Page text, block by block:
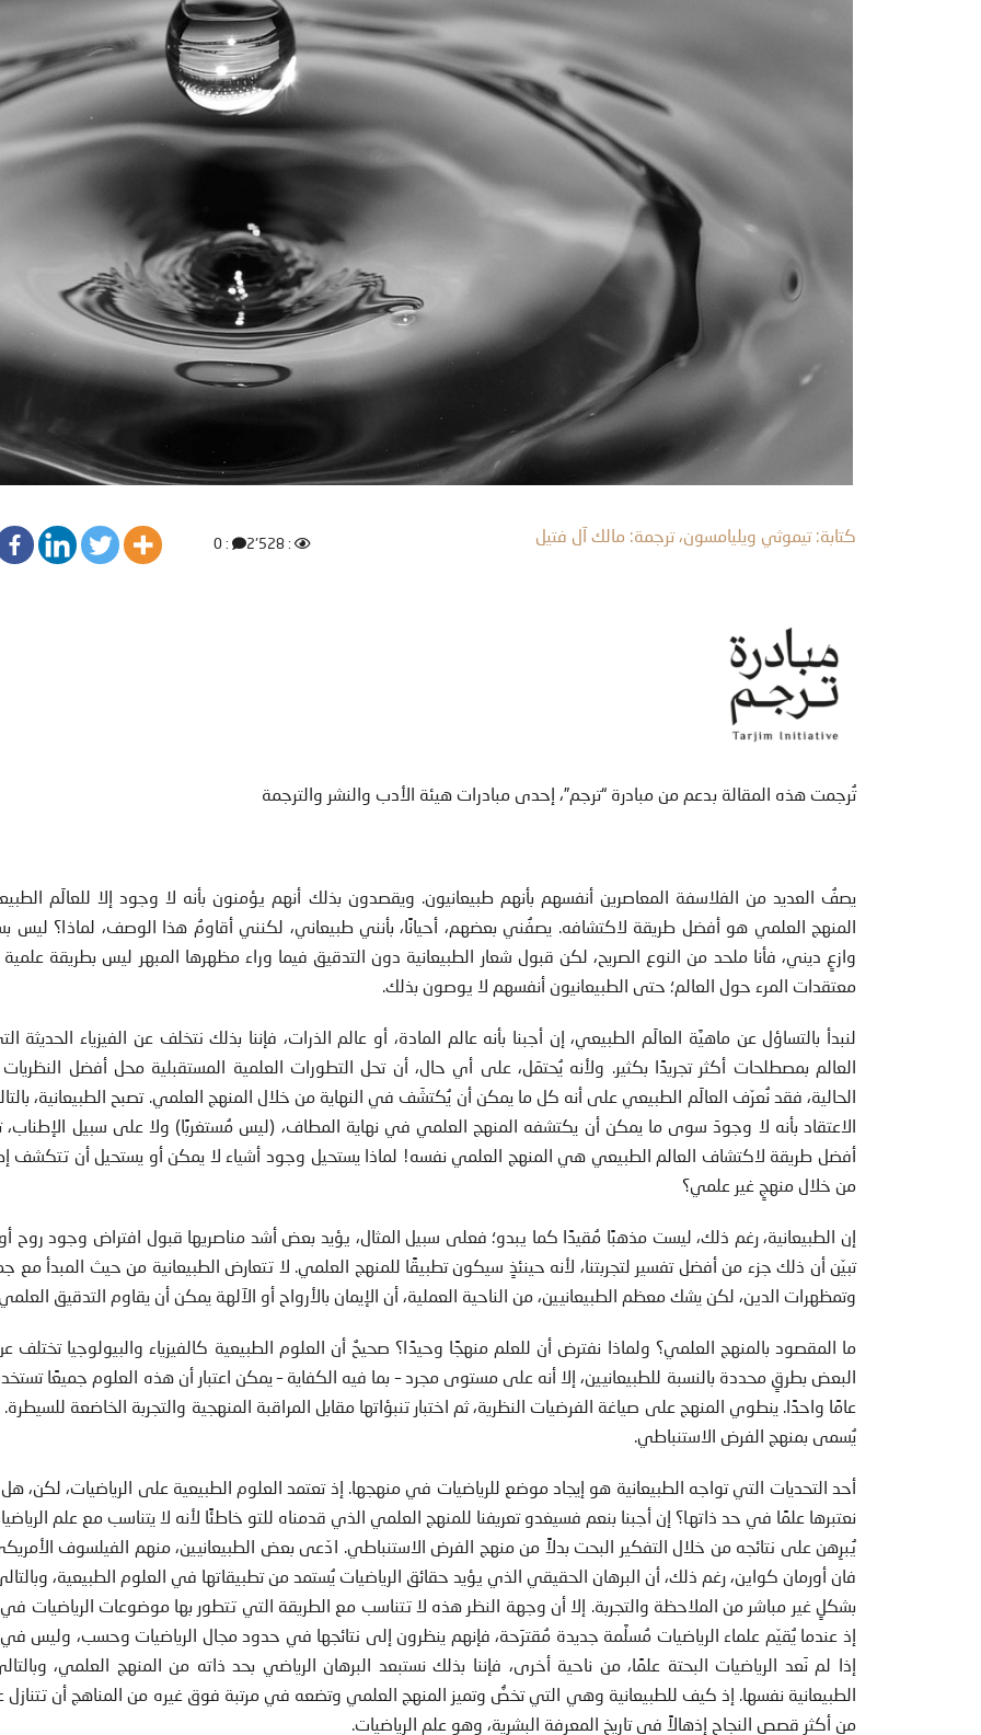
كتابة: تيموثي ويليامسون، ترجمة: مالك آل فتيل : 2٬528 : 0
تُرجمت هذه المقالة بدعم من مبادرة “ترجم”، إحدى مبادرات هيئة الأدب والنشر والترجمة
يصفُ العديد من الفلاسفة المعاصرين أنفسهم بأنهم طبيعانيون. ويقصدون بذلك أنهم يؤمنون بأنه لا وجود إلا للعالَم
المنهج العلمي هو أفضل طريقة لاكتشافه. يصفُني بعضهم، أحيانًا، بأنني طبيعاني، لكنني أقاومُ هذا الوصف، لماذا؟ ليس
وازعٍ ديني، فأنا ملحد من النوع الصريح، لكن قبول شعار الطبيعانية دون التدقيق فيما وراء مظهرها المبهر ليس بطريقة
معتقدات المرء حول العالم؛ حتى الطبيعانيون أنفسهم لا يوصون بذلك.
لنبدأ بالتساؤل عن ماهيَّة العالَم الطبيعي، إن أجبنا بأنه عالم المادة، أو عالم الذرات، فإننا بذلك نتخلف عن الفيزياء الحديثة
العالم بمصطلحات أكثر تجريدًا بكثير. ولأنه يُحتمَل، على أي حال، أن تحل التطورات العلمية المستقبلية محل أفضل النظريات
الحالية، فقد نُعرّف العالَم الطبيعي على أنه كل ما يمكن أن يُكتشَف في النهاية من خلال المنهج العلمي. تصبح الطبيعانية،
الاعتقاد بأنه لا وجودَ سوى ما يمكن أن يكتشفه المنهج العلمي في نهاية المطاف، (ليس مُستغربًا) ولا على سبيل الإطناب،
أفضل طريقة لاكتشاف العالم الطبيعي هي المنهج العلمي نفسه! لماذا يستحيل وجود أشياء لا يمكن أو يستحيل أن تتكشف
من خلال منهجٍ غير علمي؟
إن الطبيعانية، رغم ذلك، ليست مذهبًا مُقيدًا كما يبدو؛ فعلى سبيل المثال، يؤيد بعض أشد مناصريها قبول افتراض وجود روح أو
تبيّن أن ذلك جزء من أفضل تفسير لتجربتنا، لأنه حينئذٍ سيكون تطبيقًا للمنهج العلمي. لا تتعارض الطبيعانية من حيث المبدأ مع
وتمظهرات الدين، لكن يشك معظم الطبيعانيين، من الناحية العملية، أن الإيمان بالأرواح أو الآلهة يمكن أن يقاوم التدقيق
ما المقصود بالمنهج العلمي؟ ولماذا نفترض أن للعلم منهجًا وحيدًا؟ صحيحٌ أن العلوم الطبيعية كالفيزياء والبيولوجيا تختلف
البعض بطرقٍ محددة بالنسبة للطبيعانيين، إلا أنه على مستوى مجرد – بما فيه الكفاية – يمكن اعتبار أن هذه العلوم جميعًا
عامًا واحدًا. ينطوي المنهج على صياغة الفرضيات النظرية، ثم اختبار تنبؤاتها مقابل المراقبة المنهجية والتجربة الخاضعة
يُسمى بمنهج الفرض الاستنباطي.
أحد التحديات التي تواجه الطبيعانية هو إيجاد موضع للرياضيات في منهجها. إذ تعتمد العلوم الطبيعية على الرياضيات، لكن، هل
نعتبرها علمًا في حد ذاتها؟ إن أجبنا بنعم فسيغدو تعريفنا للمنهج العلمي الذي قدمناه للتو خاطئًا لأنه لا يتناسب مع علم
يُبرِهن على نتائجه من خلال التفكير البحت بدلاً من منهج الفرض الاستنباطي. ادّعى بعض الطبيعانيين، منهم الفيلسوف
فان أورمان كواين، رغم ذلك، أن البرهان الحقيقي الذي يؤيد حقائق الرياضيات يُستمد من تطبيقاتها في العلوم الطبيعية،
بشكلٍ غير مباشر من الملاحظة والتجربة. إلا أن وجهة النظر هذه لا تتناسب مع الطريقة التي تتطور بها موضوعات الرياضيات في
إذ عندما يُقيّم علماء الرياضيات مُسلَّمة جديدة مُقترَحة، فإنهم ينظرون إلى نتائجها في حدود مجال الرياضيات وحسب، وليس في
إذا لم نَعد الرياضيات البحتة علمًا، من ناحية أخرى، فإننا بذلك نستبعد البرهان الرياضي بحد ذاته من المنهج العلمي،
الطبيعانية نفسها. إذ كيف للطبيعانية وهي التي تخصُّ وتميز المنهج العلمي وتضعه في مرتبة فوق غيره من المناهج أن تتنازل
من أكثر قصص النجاح إذهالاً في تاريخ المعرفة البشرية، وهو علم الرياضيات.